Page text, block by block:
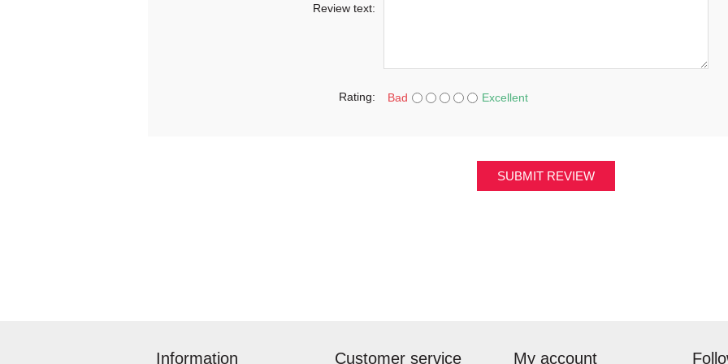
Review text:
Rating: Bad Excellent
SUBMIT REVIEW
Information Customer service My account